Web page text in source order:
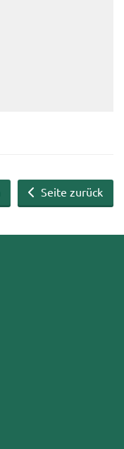
Seite zurück